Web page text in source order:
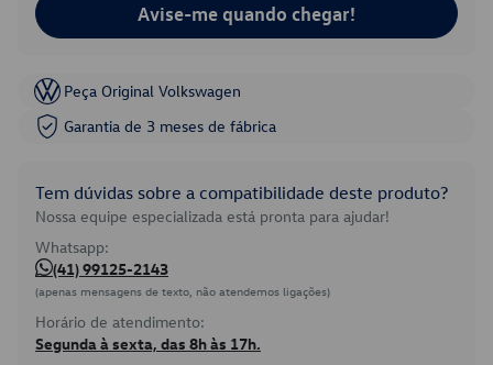
Avise-me quando chegar!
Peça Original Volkswagen
Garantia de 3 meses de fábrica
Tem dúvidas sobre a compatibilidade deste produto?
Nossa equipe especializada está pronta para ajudar!
Whatsapp:
(41) 99125-2143
(apenas mensagens de texto, não atendemos ligações)
Horário de atendimento:
Segunda à sexta, das 8h às 17h.